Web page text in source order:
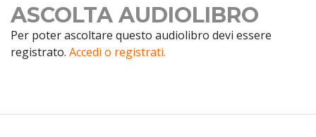
ASCOLTA AUDIOLIBRO
Per poter ascoltare questo audiolibro devi essere
registrato. Accedi o registrati.